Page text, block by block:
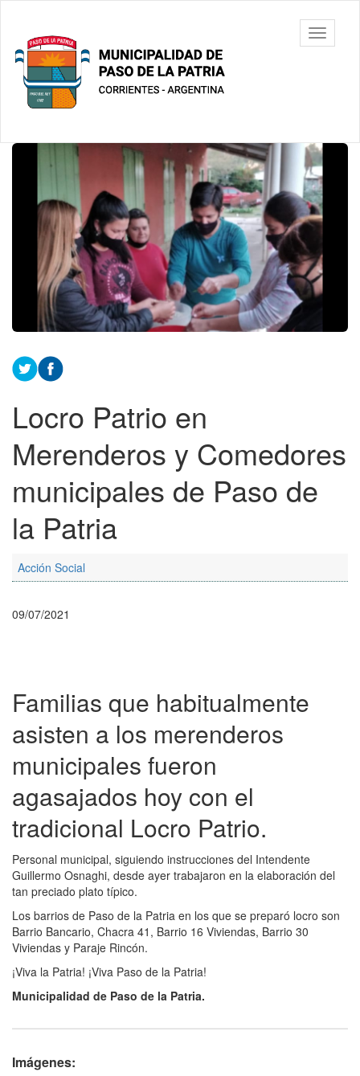
contenido
principal
Municipalidad
de Paso De
La Patria
barra
Contenido
principal
Locro Patrio en
Merenderos y Comedores
municipales de Paso de
la Patria
Acción Social
09/07/2021
Familias que habitualmente
asisten a los merenderos
municipales fueron
agasajados hoy con el
tradicional Locro Patrio.
Personal municipal, siguiendo instrucciones del Intendente
Guillermo Osnaghi, desde ayer trabajaron en la elaboración del
tan preciado plato típico.
Los barrios de Paso de la Patria en los que se preparó locro son
Barrio Bancario, Chacra 41, Barrio 16 Viviendas, Barrio 30
Viviendas y Paraje Rincón.
¡Viva la Patria! ¡Viva Paso de la Patria!
Municipalidad de Paso de la Patria.
Imágenes: